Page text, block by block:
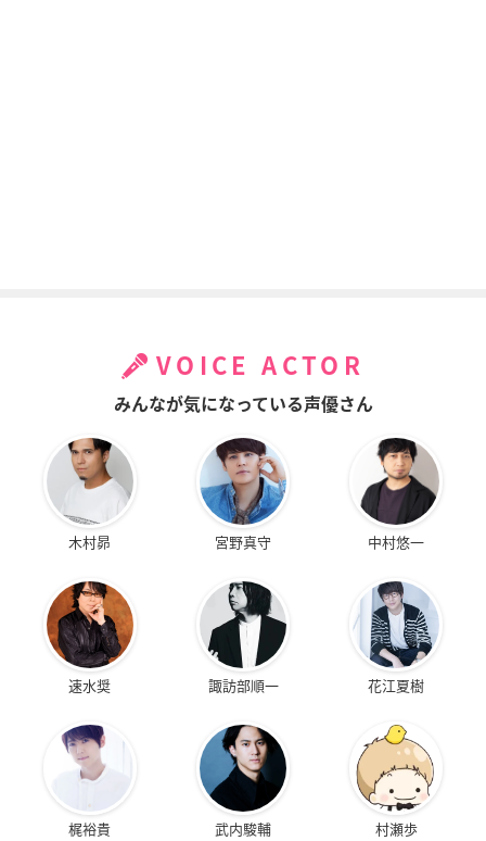
VOICE ACTOR
みんなが気になっている声優さん
木村昴 宮野真守 中村悠一
速水奨 諏訪部順一 花江夏樹
梶裕貴 武内駿輔 村瀬歩